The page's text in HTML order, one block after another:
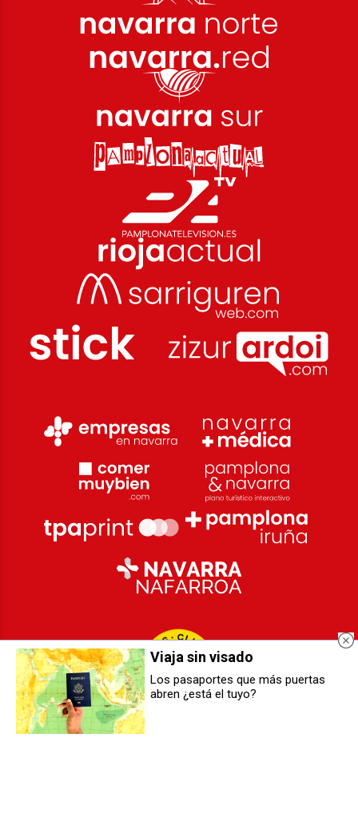
Viaja sin visado
Los pasaportes que más puertas
abren ¿está el tuyo?